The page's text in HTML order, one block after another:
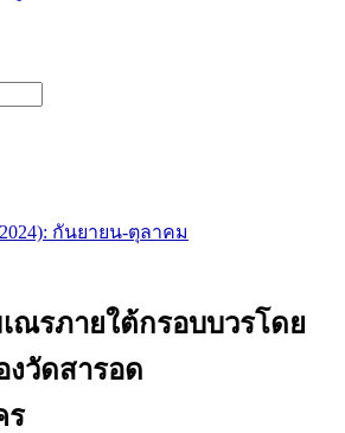
กันยายน-ตุลาคม
ณรภายใต้กรอบบวรโดย
วัดสารอด
ร